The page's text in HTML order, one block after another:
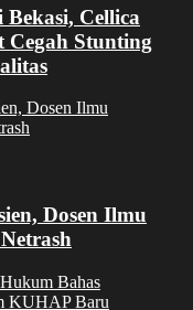
Bekasi, Cellica
Stunting
Dosen Ilmu